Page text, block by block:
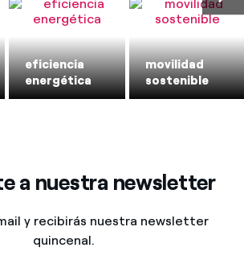
eficiencia
energética
movilidad
sostenible
a nuestra newsletter
y recibirás nuestra newsletter
quincenal.